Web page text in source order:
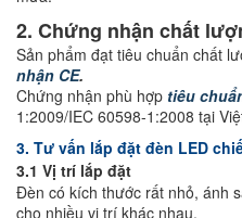
2. Chứng nhận chất
Sản phẩm đạt tiêu chuẩn chất
nhận CE.
Chứng nhận phù hợp tiêu
1:2009/IEC 60598-1:2008 tại
3. Tư vấn lắp đặt đèn LED
3.1 Vị trí lắp đặt
Đèn có kích thước rất nhỏ, ánh
cho nhiều vị trí khác nhau.